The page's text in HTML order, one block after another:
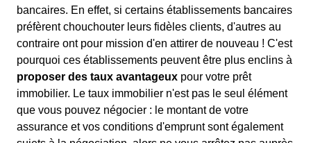
bancaires. En effet, si certains établissements bancaires
préfèrent chouchouter leurs fidèles clients, d'autres au
contraire ont pour mission d'en attirer de nouveau ! C'est
pourquoi ces établissements peuvent être plus enclins à
proposer des taux avantageux pour votre prêt
immobilier. Le taux immobilier n'est pas le seul élément
que vous pouvez négocier : le montant de votre
assurance et vos conditions d'emprunt sont également